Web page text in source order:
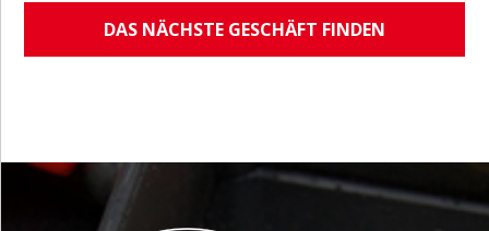
DAS NÄCHSTE GESCHÄFT FINDEN